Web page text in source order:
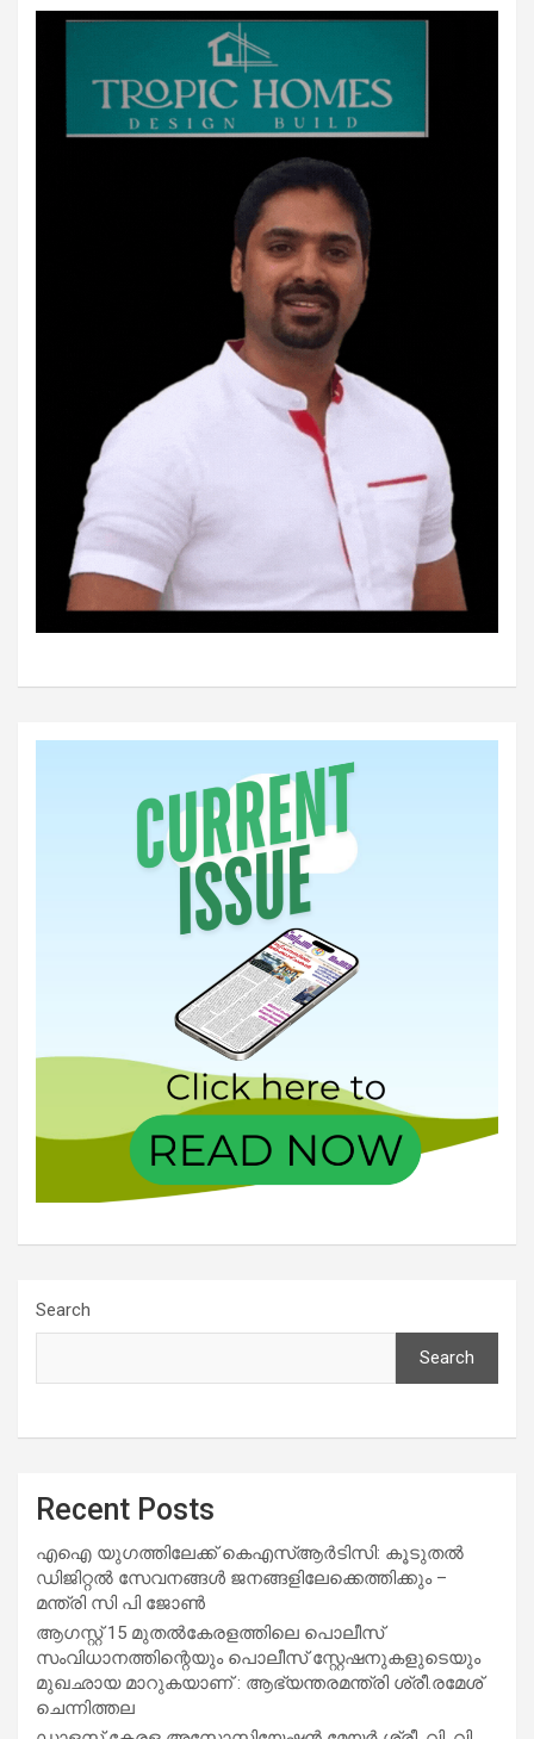
Search
Search
Recent Posts
എഐ യുഗത്തിലേക്ക് കെഎസ്ആർടിസി: കൂടുതൽ
ഡിജിറ്റൽ സേവനങ്ങൾ ജനങ്ങളിലേക്കെത്തിക്കും –
മന്ത്രി സി പി ജോൺ
ആഗസ്റ്റ് 15 മുതല്‍കേരളത്തിലെ പൊലീസ്
സംവിധാനത്തിന്റെയും പൊലീസ് സ്റ്റേഷനുകളുടെയും
മുഖഛായ മാറുകയാണ് : ആഭ്യന്തരമന്ത്രി ശ്രീ.രമേശ്
ചെന്നിത്തല